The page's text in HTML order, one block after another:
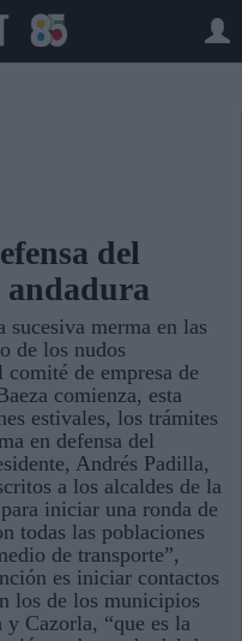
del
sucesiva merma en las
de los nudos
de empresa de
comienza, esta
estivales, los trámites
en defensa del
Andrés Padilla,
a los alcaldes de la
iniciar una ronda de
todas las poblaciones
de transporte”,
es iniciar contactos
los de los municipios
y Cazorla, “que es la